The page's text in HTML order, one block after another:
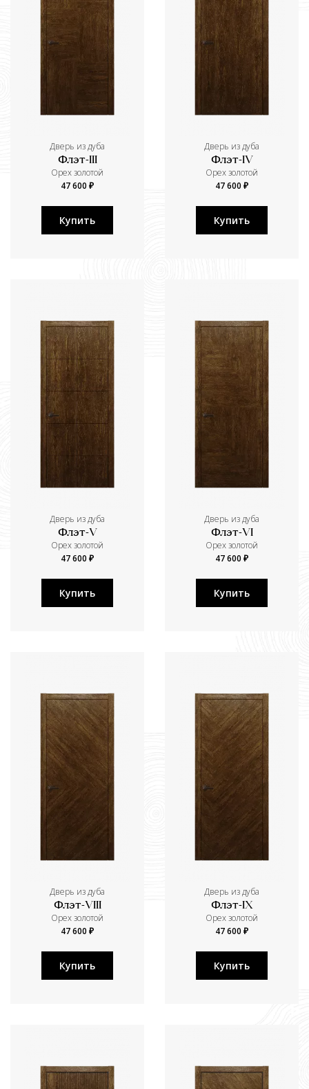
Дверь из дуба
Флэт-III
Орех золотой
47 600 ₽
Купить
Дверь из дуба
Флэт-IV
Орех золотой
47 600 ₽
Купить
Дверь из дуба
Флэт-V
Орех золотой
47 600 ₽
Купить
Дверь из дуба
Флэт-VI
Орех золотой
47 600 ₽
Купить
Дверь из дуба
Флэт-VIII
Орех золотой
47 600 ₽
Купить
Дверь из дуба
Флэт-IX
Орех золотой
47 600 ₽
Купить